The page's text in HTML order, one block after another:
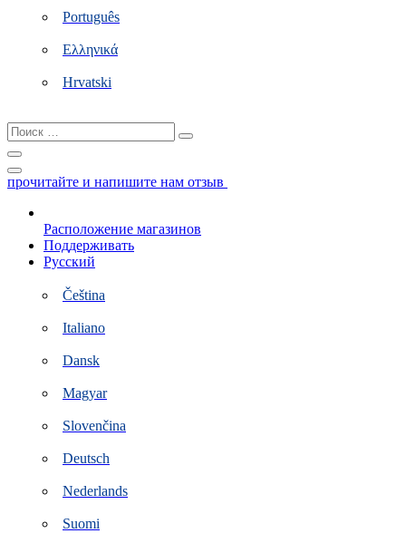
Português
Ελληνικά
Hrvatski
Поиск
…
прочитайте и напишите нам отзыв
Расположение магазинов
Поддерживать
Русский
Čeština
Italiano
Dansk
Magyar
Slovenčina
Deutsch
Nederlands
Suomi